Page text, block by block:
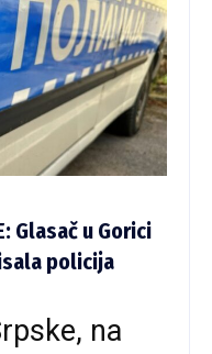
Glasač u Gorici
policija
na